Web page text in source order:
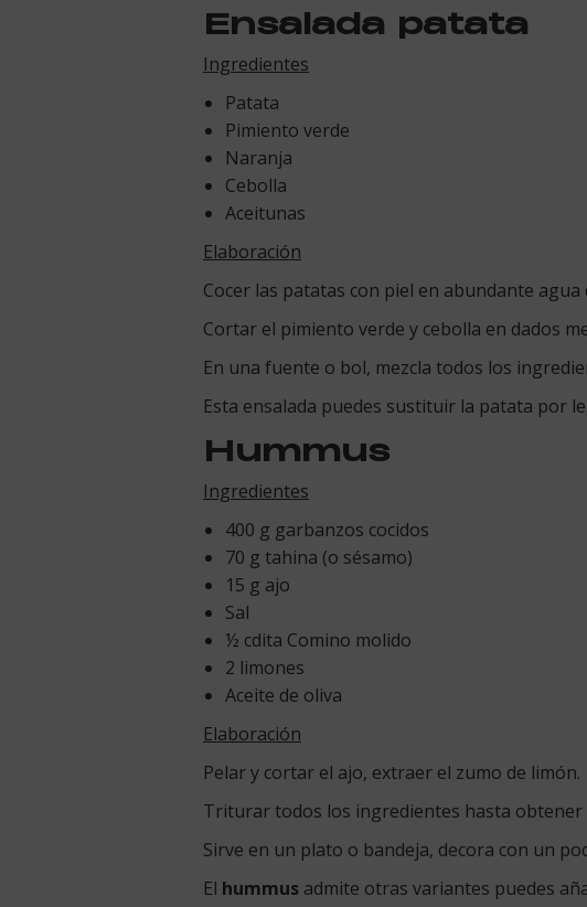
Ensalada patata
Ingredientes
Patata
Pimiento verde
Naranja
Cebolla
Aceitunas
Elaboración
Cocer las patatas con piel en abundante
Cortar el pimiento verde y cebolla en dados
En una fuente o bol, mezcla todos los
Esta ensalada puedes sustituir la patata por
Hummus
Ingredientes
400 g garbanzos cocidos
70 g tahina (o sésamo)
15 g ajo
Sal
½ cdita Comino molido
2 limones
Aceite de oliva
Elaboración
Pelar y cortar el ajo, extraer el zumo de limón.
Triturar todos los ingredientes hasta obtener
Sirve en un plato o bandeja, decora con un
El hummus admite otras variantes puedes